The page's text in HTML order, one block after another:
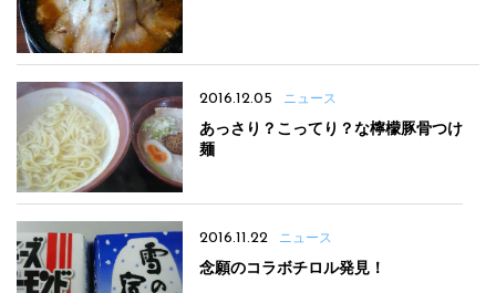
2016.12.05 ニュース
あっさり？こってり？な檸檬豚骨つけ
麺
2016.11.22 ニュース
念願のコラボチロル発見！